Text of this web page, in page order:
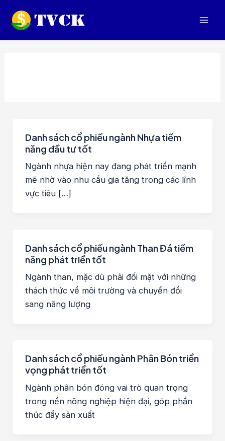
Danh sách cổ phiếu ngành Nhựa tiềm
năng đầu tư tốt
Ngành nhựa hiện nay đang phát triển mạnh
mẽ nhờ vào nhu cầu gia tăng trong các lĩnh
vực tiêu […]
Danh sách cổ phiếu ngành Than Đá tiềm
năng phát triển tốt
Ngành than, mặc dù phải đối mặt với những
thách thức về môi trường và chuyển đổi
sang năng lượng
Danh sách cổ phiếu ngành Phân Bón triển
vọng phát triển tốt
Ngành phân bón đóng vai trò quan trọng
trong nền nông nghiệp hiện đại, góp phần
thúc đẩy sản xuất